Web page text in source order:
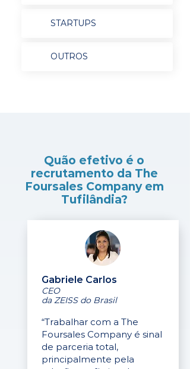
STARTUPS
OUTROS
Quão efetivo é o
recrutamento da The
Foursales Company em
Tufilândia?
Gabriele Carlos
CEO
da ZEISS do Brasil
“Trabalhar com a The
Foursales Company é sinal
de parceria total,
principalmente pela